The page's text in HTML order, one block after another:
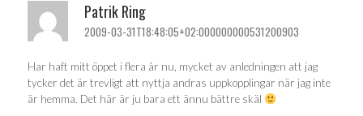
Patrik Ring
2009-03-31T18:48:05+02:000000000531200903
Har haft mitt öppet i flera år nu, mycket av anledningen att jag
tycker det är trevligt att nyttja andras uppkopplingar när jag inte
är hemma. Det här är ju bara ett ännu bättre skäl